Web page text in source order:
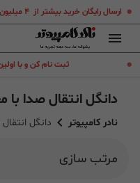
ارسال رایگان خرید بیشتر از ۴ میلیون تومان توسط پست پیشتاز به سراسر ایران عزیز
.
ثبت نام کن و با
دانگل انتقال صدا با
نادر کامپیوتر دانگل
مرتب سازی